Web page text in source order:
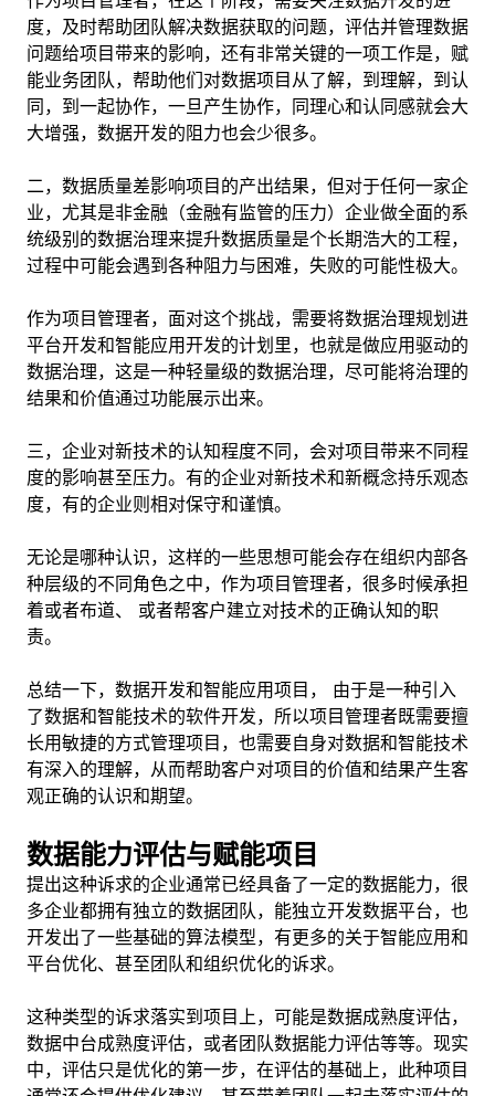
度，及时帮助团队解决数据获取的问题，评估并管理数据
问题给项目带来的影响，还有非常关键的一项工作是，赋
能业务团队，帮助他们对数据项目从了解，到理解，到认
同，到一起协作，一旦产生协作，同理心和认同感就会大
大增强，数据开发的阻力也会少很多。
二，数据质量差影响项目的产出结果，但对于任何一家企
业，尤其是非金融（金融有监管的压力）企业做全面的系
统级别的数据治理来提升数据质量是个长期浩大的工程，
过程中可能会遇到各种阻力与困难，失败的可能性极大。
作为项目管理者，面对这个挑战，需要将数据治理规划进
平台开发和智能应用开发的计划里，也就是做应用驱动的
数据治理，这是一种轻量级的数据治理，尽可能将治理的
结果和价值通过功能展示出来。
三，企业对新技术的认知程度不同，会对项目带来不同程
度的影响甚至压力。有的企业对新技术和新概念持乐观态
度，有的企业则相对保守和谨慎。
无论是哪种认识，这样的一些思想可能会存在组织内部各
种层级的不同角色之中，作为项目管理者，很多时候承担
着或者布道、 或者帮客户建立对技术的正确认知的职
责。
总结一下，数据开发和智能应用项目， 由于是一种引入
了数据和智能技术的软件开发，所以项目管理者既需要擅
长用敏捷的方式管理项目，也需要自身对数据和智能技术
有深入的理解，从而帮助客户对项目的价值和结果产生客
观正确的认识和期望。
数据能力评估与赋能项目
提出这种诉求的企业通常已经具备了一定的数据能力，很
多企业都拥有独立的数据团队，能独立开发数据平台，也
开发出了一些基础的算法模型，有更多的关于智能应用和
平台优化、甚至团队和组织优化的诉求。
这种类型的诉求落实到项目上，可能是数据成熟度评估，
数据中台成熟度评估，或者团队数据能力评估等等。现实
中，评估只是优化的第一步，在评估的基础上，此种项目